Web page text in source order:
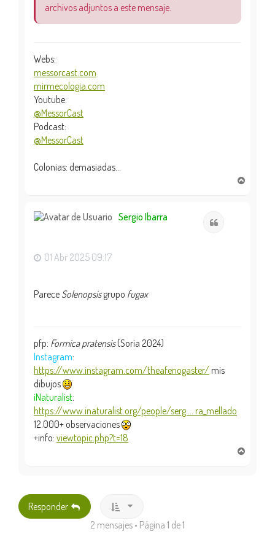
archivos adjuntos a este mensaje.
Webs:
messorcast.com
mirmecologia.com
Youtube:
@MessorCast
Podcast:
@MessorCast
Colonias: demasiadas...
Sergio Ibarra
01 Abr 2025 09:17
Parece Solenopsisgrupo fugax
pfp: Formica pratensis(Soria 2024)
Instagram:
https://www.instagram.com/theafenogaster/ mis
dibujos
iNaturalist:
https://www.inaturalist.org/people/serg ... ra_mellado
12.000+ observaciones
+info: viewtopic.php?t=18
Responder
2 mensajes • Página 1 de1